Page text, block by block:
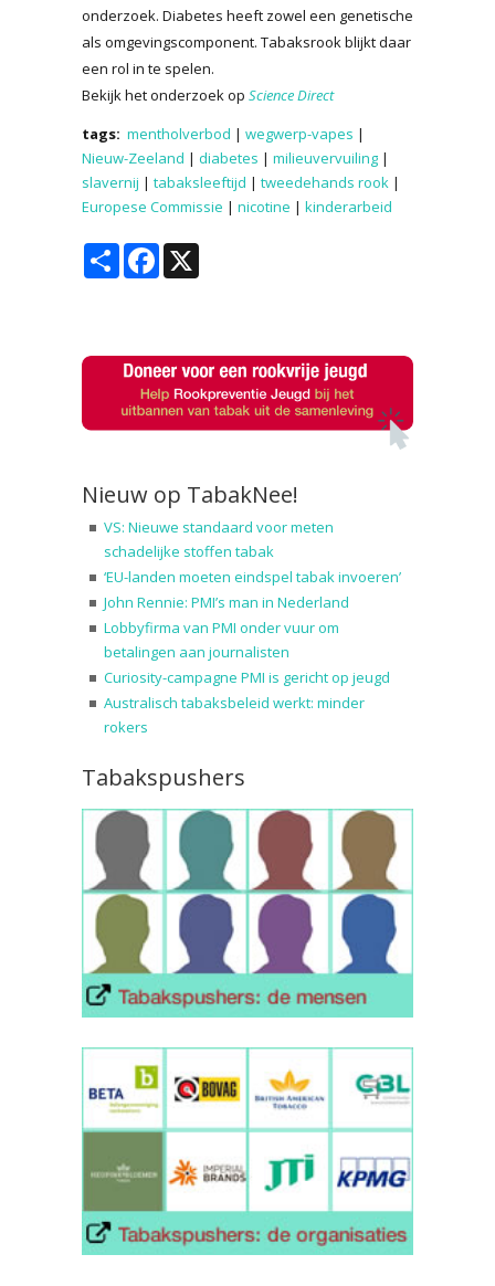
onderzoek. Diabetes heeft zowel een genetische
als omgevingscomponent. Tabaksrook blijkt daar
een rol in te spelen.
Bekijk het onderzoek op Science Direct
tags: mentholverbod | wegwerp-vapes |
Nieuw-Zeeland | diabetes | milieuvervuiling |
slavernij | tabaksleeftijd | tweedehands rook |
Europese Commissie | nicotine | kinderarbeid
Share Facebook
Nieuw op TabakNee!
VS: Nieuwe standaard voor meten
schadelijke stoffen tabak
‘EU-landen moeten eindspel tabak invoeren’
John Rennie: PMI’s man in Nederland
Lobbyfirma van PMI onder vuur om
betalingen aan journalisten
Curiosity-campagne PMI is gericht op jeugd
Australisch tabaksbeleid werkt: minder
rokers
Tabakspushers